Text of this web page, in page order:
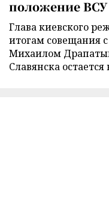
положение
Глава киевского
итогам совещания
Михаилом
Славянска